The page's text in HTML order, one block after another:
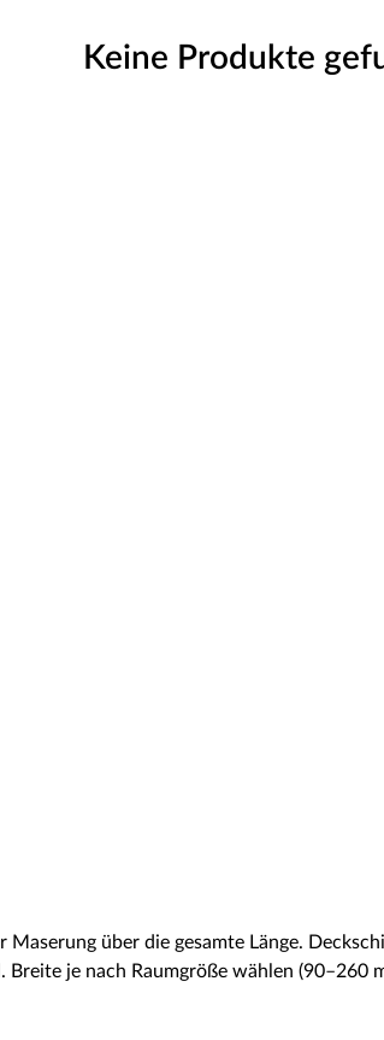
Keine Produkte
über die gesamte Länge.
je nach Raumgröße wählen (90–260